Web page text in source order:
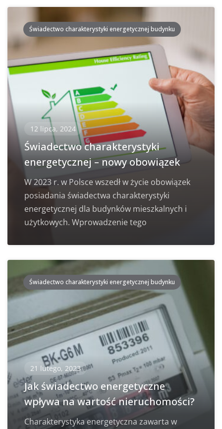
Świadectwo charakterystyki energetycznej budynku
12 lipca, 2024
Świadectwo charakterystyki
energetycznej – nowy obowiązek
W 2023 r. w Polsce wszedł w życie obowiązek
posiadania świadectwa charakterystyki
energetycznej dla budynków mieszkalnych i
użytkowych. Wprowadzenie tego
Świadectwo charakterystyki energetycznej budynku
21 lutego, 2023
Jak świadectwo energetyczne
wpływa na wartość nieruchomości?
Charakterystyka energetyczna zawarta w